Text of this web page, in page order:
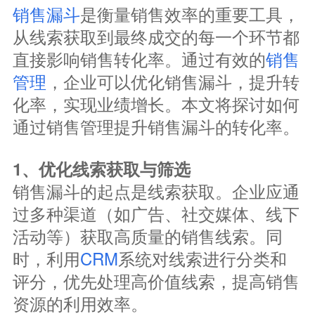
销售漏斗是衡量销售效率的重要工具，
从线索获取到最终成交的每一个环节都
直接影响销售转化率。通过有效的销售
管理 ，企业可以优化销售漏斗，提升转
化率，实现业绩增长。本文将探讨如何
通过销售管理提升销售漏斗的转化率。
1、优化线索获取与筛选
销售漏斗的起点是线索获取。企业应通
过多种渠道（如广告、社交媒体、线下
活动等）获取高质量的销售线索。同
时，利用CRM系统对线索进行分类和
评分，优先处理高价值线索，提高销售
资源的利用效率。